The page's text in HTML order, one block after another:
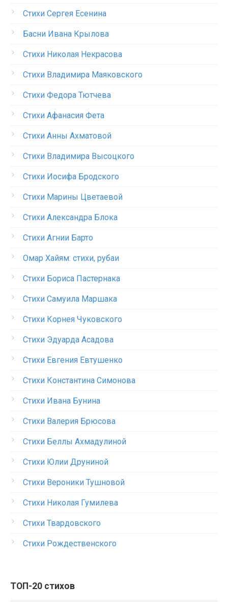
Стихи Сергея Есенина
Басни Ивана Крылова
Стихи Николая Некрасова
Стихи Владимира Маяковского
Стихи Федора Тютчева
Стихи Афанасия Фета
Стихи Анны Ахматовой
Стихи Владимира Высоцкого
Стихи Иосифа Бродского
Стихи Марины Цветаевой
Стихи Александра Блока
Стихи Агнии Барто
Омар Хайям: стихи, рубаи
Стихи Бориса Пастернака
Стихи Самуила Маршака
Стихи Корнея Чуковского
Стихи Эдуарда Асадова
Стихи Евгения Евтушенко
Стихи Константина Симонова
Стихи Ивана Бунина
Стихи Валерия Брюсова
Стихи Беллы Ахмадулиной
Стихи Юлии Друниной
Стихи Вероники Тушновой
Стихи Николая Гумилева
Стихи Твардовского
Стихи Рождественского
ТОП-20 стихов